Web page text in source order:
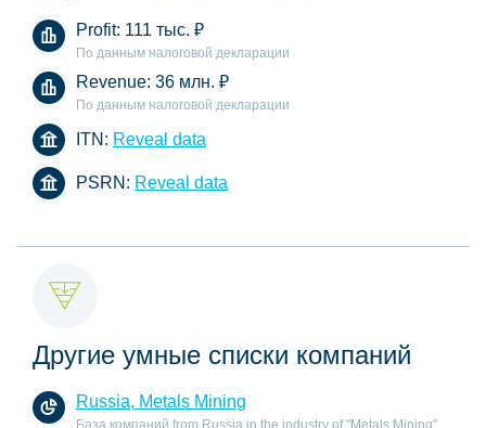
Profit: 111 тыс. ₽
По данным налоговой декларации
Revenue: 36 млн. ₽
По данным налоговой декларации
ITN: Reveal data
PSRN: Reveal data
Другие умные списки компаний
Russia, Metals Mining